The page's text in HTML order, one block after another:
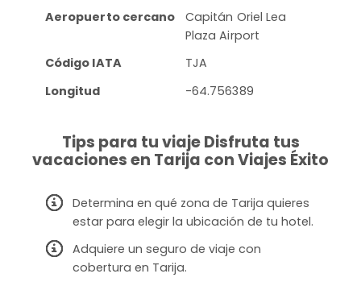
Aeropuerto cercano
Capitán Oriel Lea
Plaza Airport
Código IATA
TJA
Longitud
-64.756389
Tips para tu viaje Disfruta tus
vacaciones en Tarija con Viajes Éxito
Determina en qué zona de Tarija quieres
estar para elegir la ubicación de tu hotel.
Adquiere un seguro de viaje con
cobertura en Tarija.